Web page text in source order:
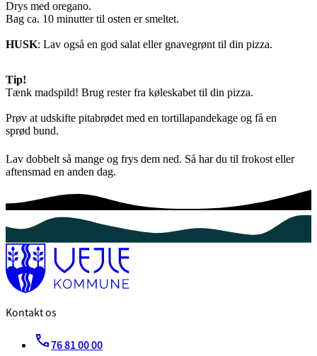
Drys med oregano.
Bag ca. 10 minutter til osten er smeltet.
HUSK: Lav også en god salat eller gnavegrønt til din pizza.
Tip!
Tænk madspild! Brug rester fra køleskabet til din pizza.
Prøv at udskifte pitabrødet med en tortillapandekage og få en
sprød bund.
Lav dobbelt så mange og frys dem ned. Så har du til frokost eller
aftensmad en anden dag.
Kontakt os
76 81 00 00